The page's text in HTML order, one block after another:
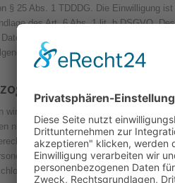
§ 25 Abs. 1 TDDDG. Die Einwilligung
des Art. 6 Abs. 1 lit. b DSGVO.
kann ferner auf
Absätzen dieser
Daten
wir mit verschiedenen externen
nur dann an externe Stellen weiter,
Interesse nach Art. 6 Abs. 1
Daten unserer Kunden